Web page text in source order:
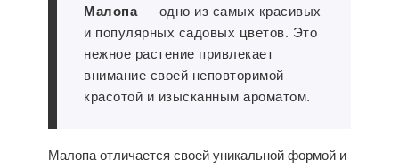
Малопа— одно из самых красивых
и популярных садовых цветов. Это
нежное растение привлекает
внимание своей неповторимой
красотой и изысканным ароматом.
Малопа отличается своей уникальной формой и